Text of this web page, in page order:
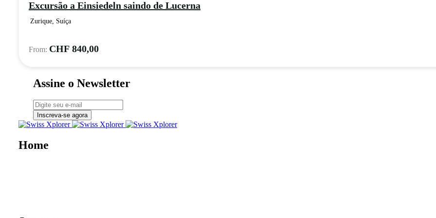
Excursão a Einsiedeln saindo de Lucerna
Zurique, Suíça
CHF 840,00
Assine o Newsletter
Inscreva-se agora
Home